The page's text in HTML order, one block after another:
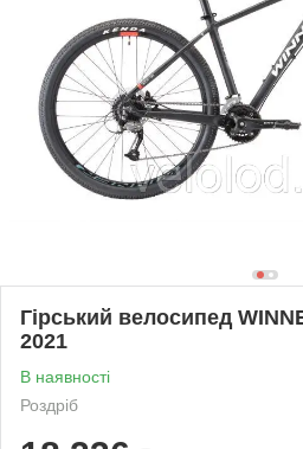
Гірський велосипед
2021
В наявності
Роздріб